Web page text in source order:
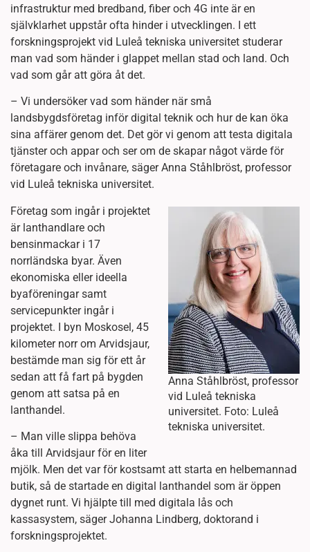
infrastruktur med bredband, fiber och 4G inte är en
självklarhet uppstår ofta hinder i utvecklingen. I ett
forskningsprojekt vid Luleå tekniska universitet studerar
man vad som händer i glappet mellan stad och land. Och
vad som går att göra åt det.
– Vi undersöker vad som händer när små
landsbygdsföretag inför digital teknik och hur de kan öka
sina affärer genom det. Det gör vi genom att testa digitala
tjänster och appar och ser om de skapar något värde för
företagare och invånare, säger Anna Ståhlbröst, professor
vid Luleå tekniska universitet.
Anna Ståhlbröst, professor
vid Luleå tekniska
universitet. Foto: Luleå
tekniska universitet.
Företag som ingår i projektet
är lanthandlare och
bensinmackar i 17
norrländska byar. Även
ekonomiska eller ideella
byaföreningar samt
servicepunkter ingår i
projektet. I byn Moskosel, 45
kilometer norr om Arvidsjaur,
bestämde man sig för ett år
sedan att få fart på bygden
genom att satsa på en
lanthandel.
– Man ville slippa behöva
åka till Arvidsjaur för en liter
mjölk. Men det var för kostsamt att starta en helbemannad
butik, så de startade en digital lanthandel som är öppen
dygnet runt. Vi hjälpte till med digitala lås och
kassasystem, säger Johanna Lindberg, doktorand i
forskningsprojektet.